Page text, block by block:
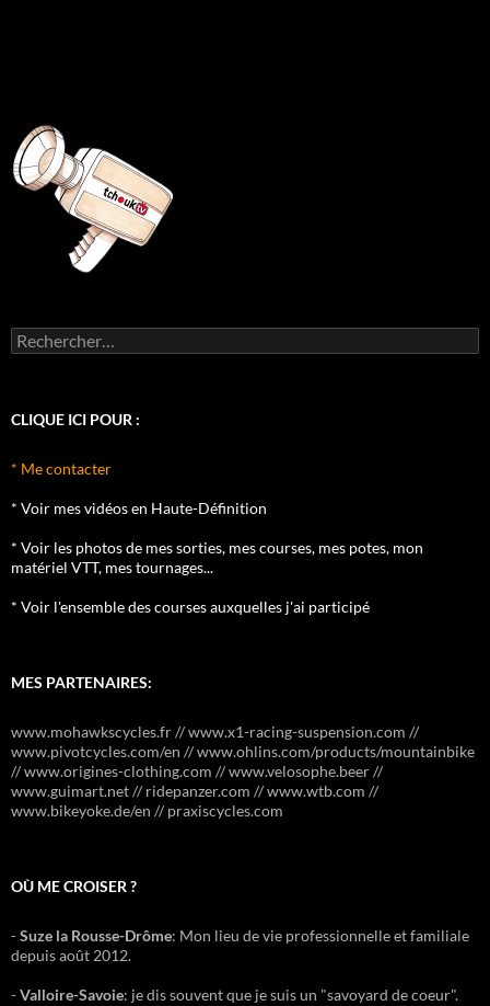
Rechercher :
CLIQUE ICI POUR :
* Me contacter
* Voir mes vidéos en Haute-Définition
* Voir les photos de mes sorties, mes courses, mes potes, mon
matériel VTT, mes tournages...
* Voir l'ensemble des courses auxquelles j'ai participé
MES PARTENAIRES:
www.mohawkscycles.fr // www.x1-racing-suspension.com //
www.pivotcycles.com/en // www.ohlins.com/products/mountainbike
// www.origines-clothing.com // www.velosophe.beer //
www.guimart.net // ridepanzer.com // www.wtb.com //
www.bikeyoke.de/en // praxiscycles.com
OÙ ME CROISER ?
-Suze la Rousse-Drôme: Mon lieu de vie professionnelle et familiale
depuis août 2012.
-Valloire-Savoie: je dis souvent que je suis un "savoyard de coeur".